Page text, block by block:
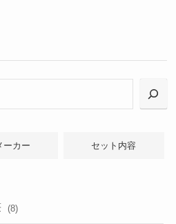
ーカー セット内容
(8)